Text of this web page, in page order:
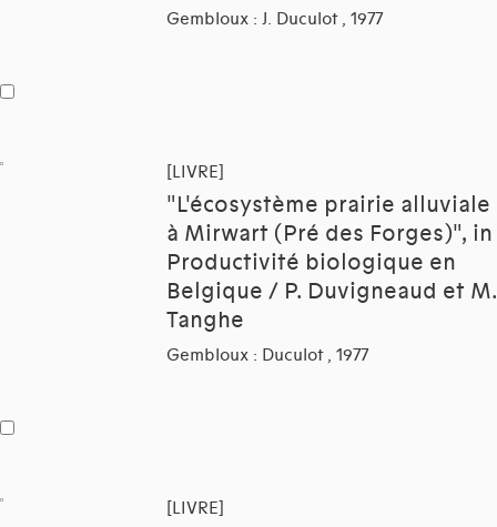
Gembloux : J. Duculot , 1977
[LIVRE]
"L'écosystème prairie alluviale
à Mirwart (Pré des Forges)", in
Productivité biologique en
Belgique / P. Duvigneaud et M.
Tanghe
Gembloux : Duculot , 1977
[LIVRE]